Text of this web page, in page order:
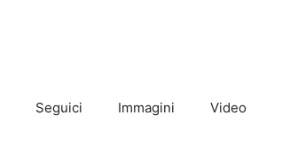
Seguici Immagini Video